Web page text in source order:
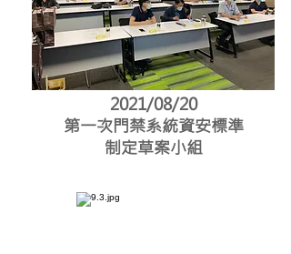
2021/08/20
第一次門禁系統資安標準
制定草案小組